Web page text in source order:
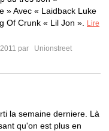
» Avec « Laidback Luke
Of Crunk « Lil Jon ».
Lire
par
Unionstreet
la semaine derniere. Là
qu'on est plus en